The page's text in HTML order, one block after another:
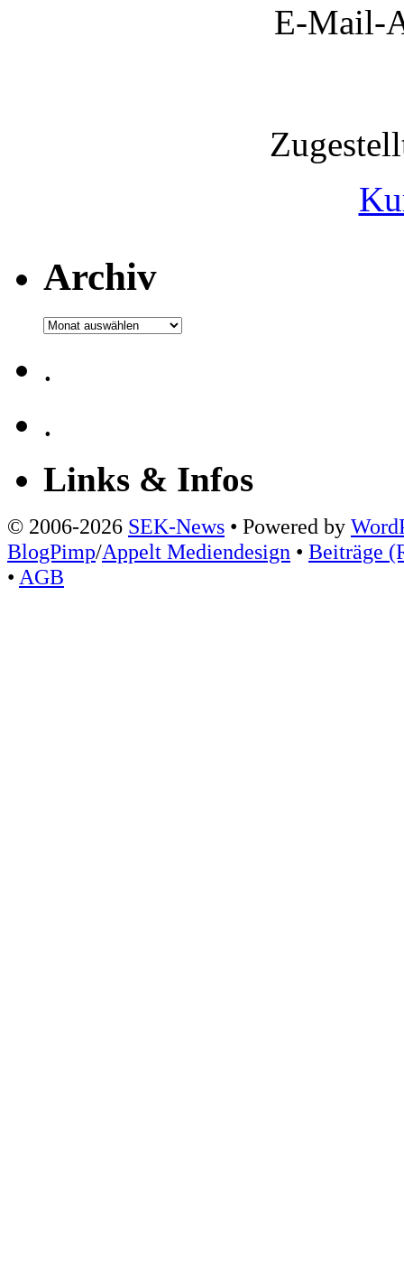
E-Mail-
Archiv
Archiv
.
.
Links & Infos
© 2006-2026 SEK-News • Powered by
BlogPimp/Appelt Mediendesign • Beiträge
• AGB